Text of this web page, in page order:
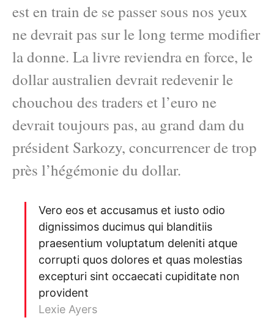
est en train de se passer sous nos yeux
ne devrait pas sur le long terme modifier
la donne. La livre reviendra en force, le
dollar australien devrait redevenir le
chouchou des traders et l’euro ne
devrait toujours pas, au grand dam du
président Sarkozy, concurrencer de trop
près l’hégémonie du dollar.
Vero eos et accusamus et iusto odio
dignissimos ducimus qui blanditiis
praesentium voluptatum deleniti atque
corrupti quos dolores et quas molestias
excepturi sint occaecati cupiditate non
provident
Lexie Ayers